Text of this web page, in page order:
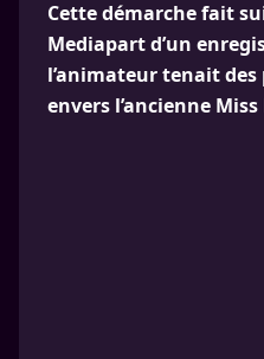
Cette démarche fait
Mediapart d’un
l’animateur tenait
envers l’ancienne Miss